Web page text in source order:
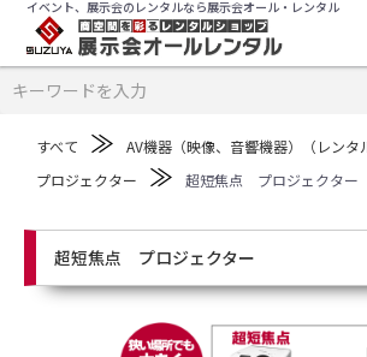
イベント、展示会のレンタルなら展示会オール・レンタル
すべて ≫ AV機器（映像、音響機器）（レンタ
プロジェクター ≫ 超短焦点 プロジェクター
超短焦点 プロジェクター